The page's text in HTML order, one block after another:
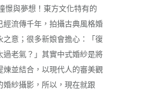
憬與夢想！東方文化特有的
經流傳千年，拍攝古典風格婚
之意；很多新娘會擔心：「復
過老氣？」其實中式婚紗是將
煉並結合，以現代人的審美觀
婚紗攝影，所以，現在就跟